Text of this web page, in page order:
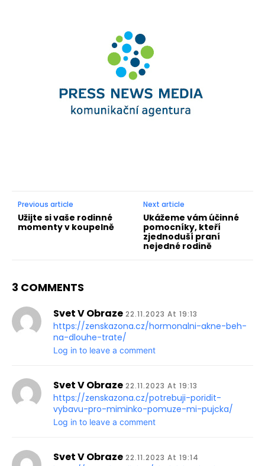
Previous article
Užijte si vaše rodinné
momenty v koupelně
Next article
Ukážeme vám účinné
pomocníky, kteří
zjednoduší praní
nejedné rodině
3 COMMENTS
Svet V Obraze 22.11.2023 At 19:13
https://zenskazona.cz/hormonalni-akne-beh-
na-dlouhe-trate/
Log in to leave a comment
Svet V Obraze 22.11.2023 At 19:13
https://zenskazona.cz/potrebuji-poridit-
vybavu-pro-miminko-pomuze-mi-pujcka/
Log in to leave a comment
Svet V Obraze 22.11.2023 At 19:14